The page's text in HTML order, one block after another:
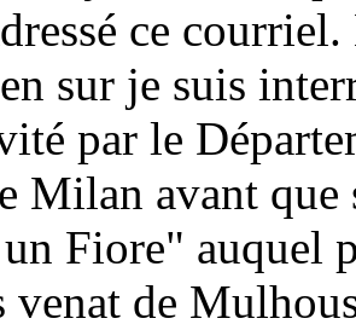
ce
sur je suis
par le
Milan avant que
Fiore" auquel
venat de